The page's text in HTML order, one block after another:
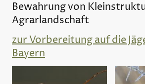
Bewahrung von
Agrarlandschaft
zur Vorbereitung auf die
Bayern